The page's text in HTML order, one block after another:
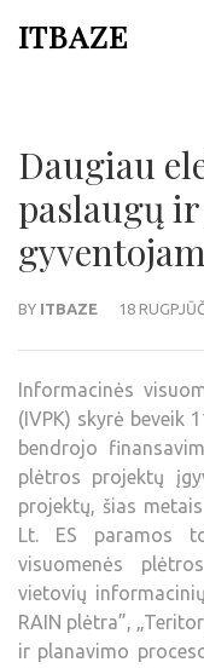
ITBAZE
Daugiau
paslaugų
BY ITBAZE 18
Informacinės
(IVPK) skyrė beveik
bendrojo
plėtros projektų
projektų, šias
Lt. ES paramos
visuomenės
vietovių
RAIN plėtra”,
ir planavimo